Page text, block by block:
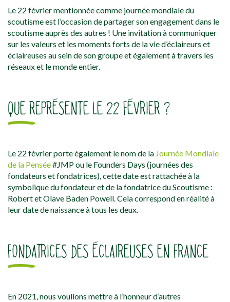
Le 22 février mentionnée comme journée mondiale du
scoutisme est l’occasion de partager son engagement dans le
scoutisme auprès des autres ! Une invitation à communiquer
sur les valeurs et les moments forts de la vie d’éclaireurs et
éclaireuses au sein de son groupe et également à travers les
réseaux et le monde entier.
QUE REPRÉSENTE LE 22 FÉVRIER ?
Le 22 février porte également le nom de la Journée Mondiale
de la Pensée#JMP ou le Founders Days (journées des
fondateurs et fondatrices), cette date est rattachée à la
symbolique du fondateur et de la fondatrice du Scoutisme :
Robert et Olave Baden Powell. Cela correspond en réalité à
leur date de naissance à tous les deux.
FONDATRICES DES ÉCLAIREUSES EN FRANCE
En 2021, nous voulions mettre à l’honneur d’autres